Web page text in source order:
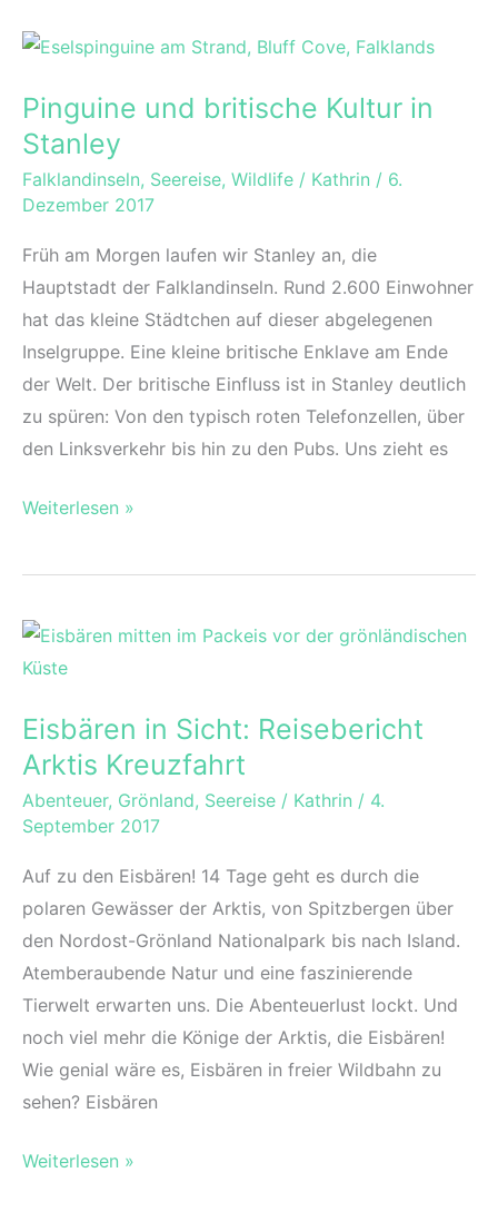
–
Reisebericht
Pinguine und britische Kultur in
Stanley
Falklandinseln, Seereise, Wildlife / Kathrin / 6.
Dezember 2017
Früh am Morgen laufen wir Stanley an, die
Hauptstadt der Falklandinseln. Rund 2.600 Einwohner
hat das kleine Städtchen auf dieser abgelegenen
Inselgruppe. Eine kleine britische Enklave am Ende
der Welt. Der britische Einfluss ist in Stanley deutlich
zu spüren: Von den typisch roten Telefonzellen, über
den Linksverkehr bis hin zu den Pubs. Uns zieht es
Pinguine
britische
in
Stanley
Weiterlesen »
Eisbären in Sicht: Reisebericht
Arktis Kreuzfahrt
Abenteuer, Grönland, Seereise / Kathrin / 4.
September 2017
Auf zu den Eisbären! 14 Tage geht es durch die
polaren Gewässer der Arktis, von Spitzbergen über
den Nordost-Grönland Nationalpark bis nach Island.
Atemberaubende Natur und eine faszinierende
Tierwelt erwarten uns. Die Abenteuerlust lockt. Und
noch viel mehr die Könige der Arktis, die Eisbären!
Wie genial wäre es, Eisbären in freier Wildbahn zu
sehen? Eisbären
Eisbären
Weiterlesen »